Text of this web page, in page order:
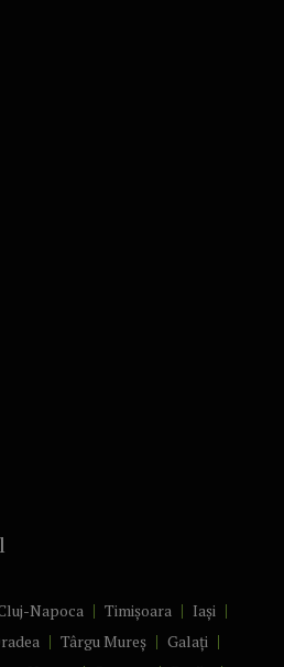
Napoca Timișoara
Iași
Târgu Mureș
Galați